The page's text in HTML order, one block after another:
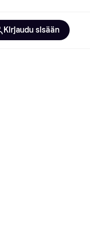
Kirjaudu sisään